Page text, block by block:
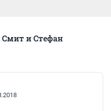
Смит и Стефан